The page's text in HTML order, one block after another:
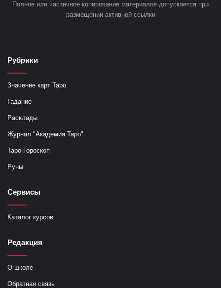
Полное или частичное копирование материалов допускается при
размещении активной ссылки
Рубрики
Значение карт Таро
Гадание
Расклады
Журнал "Академия Таро"
Таро Гороскоп
Руны
Сервисы
Каталог курсов
Редакция
О школе
Обратная связь